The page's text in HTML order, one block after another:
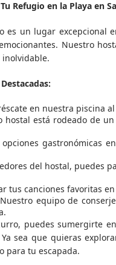
Refugio en la Playa en
es un lugar
Nuestro
inolvidable.
en nuestra piscina
hostal está rodeado de
opciones gastronómicas
del hostal, puedes
tus canciones favoritas
Nuestro equipo de
puedes sumergirte
sea que quieras
para tu escapada.